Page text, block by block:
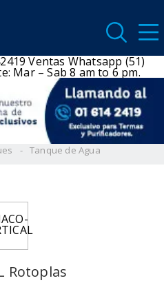
Ventas Whatsapp (51)
Mar – Sab 8 am to 6 pm.
Tanque de Agua
Rotoplas